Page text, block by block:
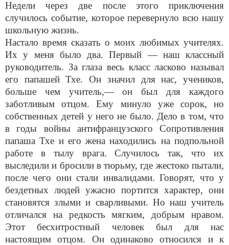
Недели через две после этого приключения
случилось событие, которое перевернуло всю нашу
школьную жизнь.
Настало время сказать о моих любимых учителях.
Их у меня было два. Первый — наш классный
руководитель. За глаза весь класс ласково называл
его папашей Тхе. Он значил для нас, учеников,
больше чем учитель,— он был для каждого
заботливым отцом. Ему минуло уже сорок, но
собственных детей у него не было. Дело в том, что
в годы войны антифранцузского Сопротивления
папаша Тхе и его жена находились на подпольной
работе в тылу врага. Случилось так, что их
выследили и бросили в тюрьму, где жестоко пытали,
после чего они стали инвалидами. Говорят, что у
бездетных людей ужасно портится характер, они
становятся злыми и сварливыми. Но наш учитель
отличался на редкость мягким, добрым нравом.
Этот бесхитростный человек был для нас
настоящим отцом. Он одинаково относился и к